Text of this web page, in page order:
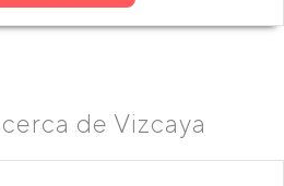
de Vizcaya